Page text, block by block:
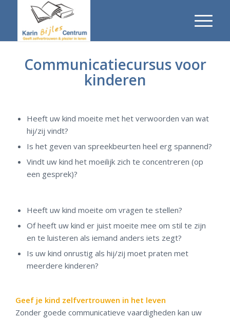
Communicatiecursus voor
kinderen
Heeft uw kind moeite met het verwoorden van wat
hij/zij vindt?
Is het geven van spreekbeurten heel erg spannend?
Vindt uw kind het moeilijk zich te concentreren (op
een gesprek)?
Heeft uw kind moeite om vragen te stellen?
Of heeft uw kind er juist moeite mee om stil te zijn
en te luisteren als iemand anders iets zegt?
Is uw kind onrustig als hij/zij moet praten met
meerdere kinderen?
Geef je kind zelfvertrouwen in het leven
Zonder goede communicatieve vaardigheden kan uw